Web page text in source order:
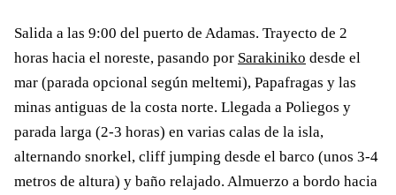
Salida a las 9:00 del puerto de Adamas. Trayecto de 2
horas hacia el noreste, pasando por Sarakiniko desde el
mar (parada opcional según meltemi), Papafragas y las
minas antiguas de la costa norte. Llegada a Poliegos y
parada larga (2-3 horas) en varias calas de la isla,
alternando snorkel, cliff jumping desde el barco (unos 3-4
metros de altura) y baño relajado. Almuerzo a bordo hacia